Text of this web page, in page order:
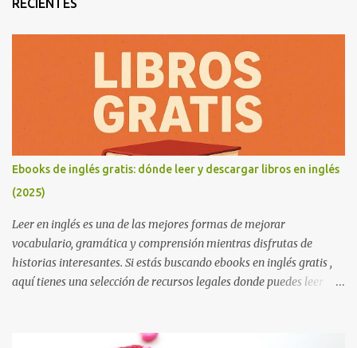
RECIENTES
Ebooks de inglés gratis: dónde leer y descargar libros en inglés
(2025)
Leer en inglés es una de las mejores formas de mejorar
vocabulario, gramática y comprensión mientras disfrutas de
historias interesantes. Si estás buscando ebooks en inglés gratis ,
aquí tienes una selección de recursos legales donde puedes leer
Consejo útil: si estás empezando a leer en inglés, elige libros que ya